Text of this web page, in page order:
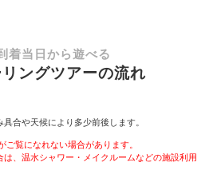
着当日から遊べる
ングツアーの流れ
合や天候により多少前後します。
覧になれない場合があります。
、温水シャワー・メイクルームなどの施設利用